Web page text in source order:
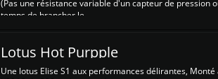
(Pas une résistance variable d'un capteur de pression
temps de brancher le ...
Lotus Hot Purpple
Une lotus Elise S1 aux performances délirantes,